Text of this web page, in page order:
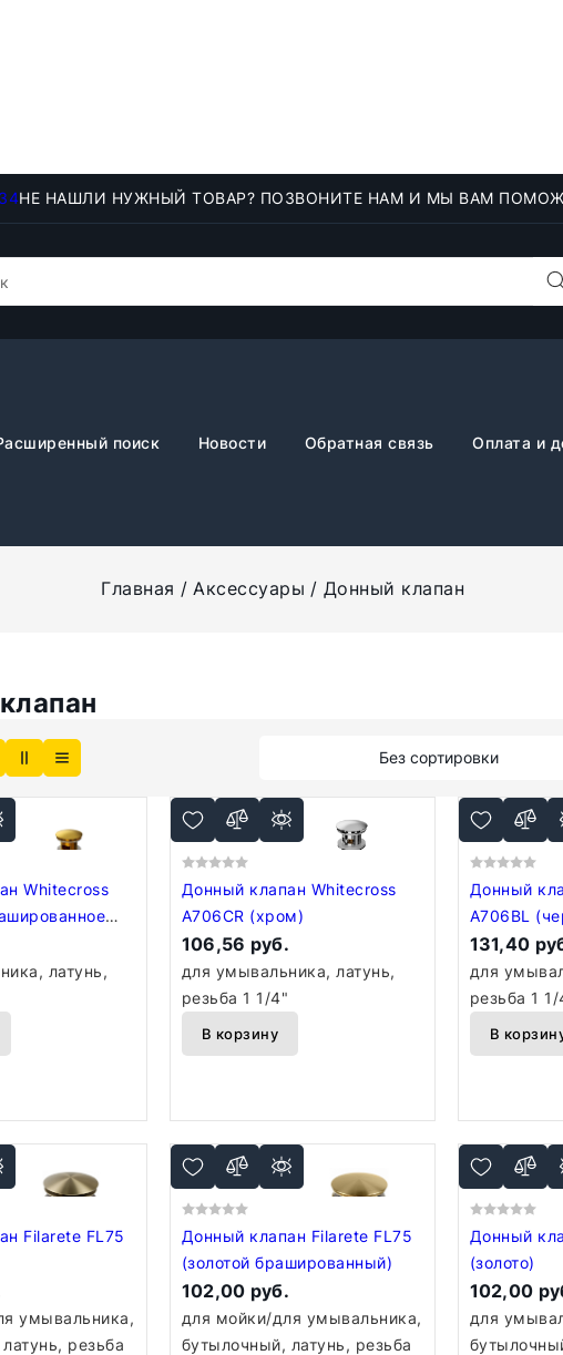
НЕ НАШЛИ НУЖНЫЙ ТОВАР? ПОЗВОНИТЕ НАМ И МЫ ВАМ
поиск Новости Обратная связь Оплата и
Главная Аксессуары Донный клапан
Без сортировки
Whitecross
латунь,
Донный клапан Whitecross
A706CR (хром)
106,56 руб.
для умывальника, латунь,
резьба 1 1/4"
В корзину
Донный
A706BL
131,40
для
резьба 1 1/
В
Filarete FL75
умывальника,
резьба
Донный клапан Filarete FL75
(золотой брашированный)
102,00 руб.
для мойки/для умывальника,
бутылочный, латунь, резьба
Донный
(золото)
102,00
для